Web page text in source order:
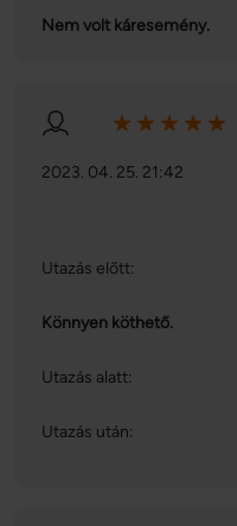
adatokkal, amelyeket
Nem volt káresemény.
2023. 04. 25. 21:42
Utazás előtt:
Könnyen köthető.
Utazás alatt:
Utazás után: